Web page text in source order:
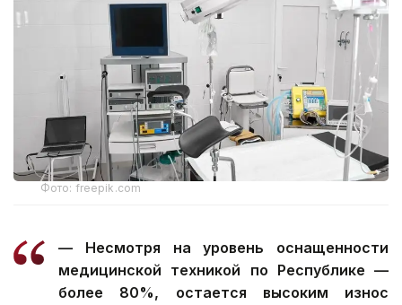
Фото: freepik.com
— Несмотря на уровень оснащенности
медицинской техникой по Республике —
более 80%, остается высоким износ